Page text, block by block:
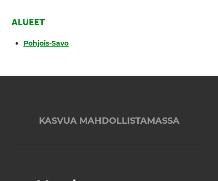
ALUEET
Pohjois-Savo
KASVUA MAHDOLLISTAMASSA